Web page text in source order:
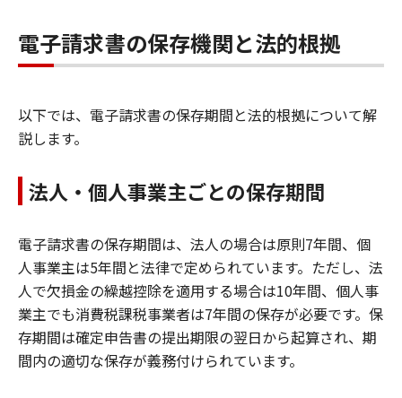
電子請求書の保存機関と法的根拠
以下では、電子請求書の保存期間と法的根拠について解
説します。
法人・個人事業主ごとの保存期間
電子請求書の保存期間は、法人の場合は原則7年間、個
人事業主は5年間と法律で定められています。ただし、法
人で欠損金の繰越控除を適用する場合は10年間、個人事
業主でも消費税課税事業者は7年間の保存が必要です。保
存期間は確定申告書の提出期限の翌日から起算され、期
間内の適切な保存が義務付けられています。